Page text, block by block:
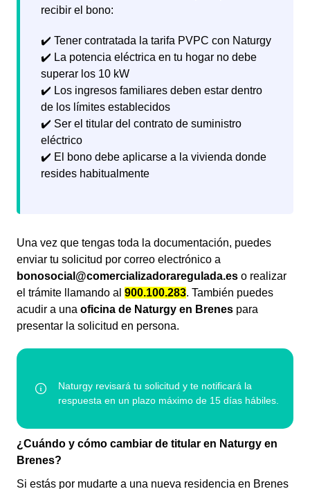
recibir el bono:
✔️ Tener contratada la tarifa PVPC con Naturgy
✔️ La potencia eléctrica en tu hogar no debe
superar los 10 kW
✔️ Los ingresos familiares deben estar dentro
de los límites establecidos
✔️ Ser el titular del contrato de suministro
eléctrico
✔️ El bono debe aplicarse a la vivienda donde
resides habitualmente
Una vez que tengas toda la documentación, puedes
enviar tu solicitud por correo electrónico a
bonosocial@comercializadoraregulada.es o realizar
el trámite llamando al 900.100.283. También puedes
acudir a una oficina de Naturgy en Brenes para
presentar la solicitud en persona.
¿Cuándo y cómo cambiar de titular en Naturgy en
Brenes?
Si estás por mudarte a una nueva residencia en Brenes